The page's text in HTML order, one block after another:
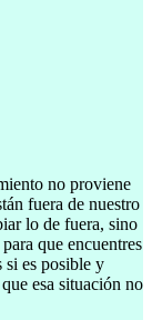
no proviene
fuera de nuestro
lo de fuera, sino
que encuentres
si es posible y
esa situación no